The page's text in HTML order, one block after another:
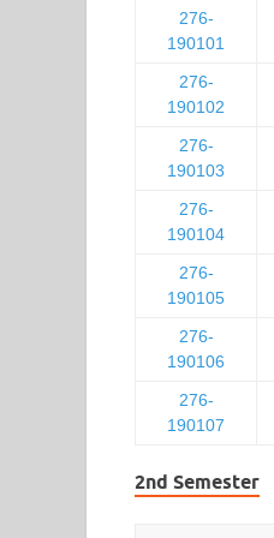
276-
190101
276-
190102
276-
190103
276-
190104
276-
190105
276-
190106
276-
190107
2nd Semester